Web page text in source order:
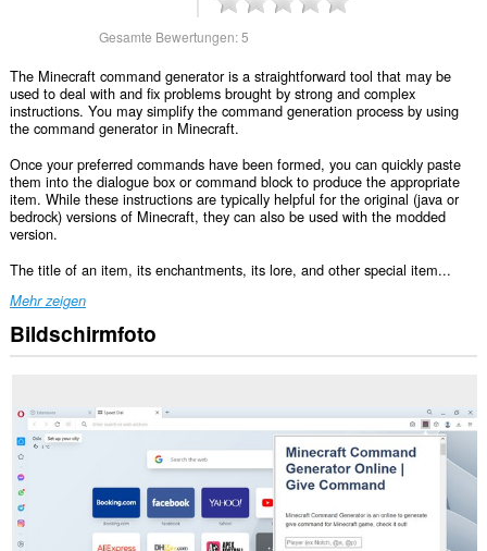
Gesamte Bewertungen:5
The Minecraft command generator is a straightforward tool that may be
used to deal with and fix problems brought by strong and complex
instructions. You may simplify the command generation process by using
the command generator in Minecraft.
Once your preferred commands have been formed, you can quickly paste
them into the dialogue box or command block to produce the appropriate
item. While these instructions are typically helpful for the original (java or
bedrock) versions of Minecraft, they can also be used with the modded
version.
The title of an item, its enchantments, its lore, and other special item...
Mehr zeigen
Bildschirmfoto